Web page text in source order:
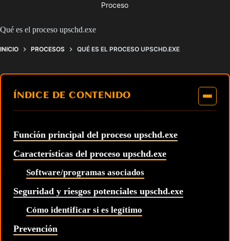
Proceso
Qué es el proceso upschd.exe
INICIO PROCESOS QUÉ ES EL PROCESO UPSCHD.EXE
ÍNDICE DE CONTENIDO
Función principal del proceso upschd.exe
Características del proceso upschd.exe
Software/programas asociados
Seguridad y riesgos potenciales upschd.exe
Cómo identificar si es legítimo
Prevención